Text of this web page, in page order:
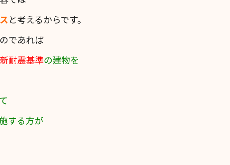
と考えるからです。
であれば
新耐震基準の建物を
する方が